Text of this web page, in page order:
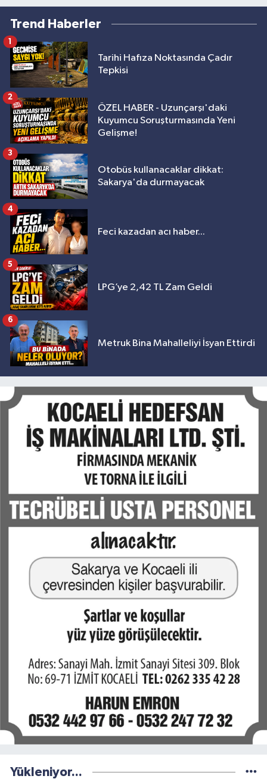
Trend Haberler
Tarihi Hafıza Noktasında Çadır
Tepkisi
1
ÖZEL HABER - Uzunçarşı'daki
Kuyumcu Soruşturmasında Yeni
Gelişme!
2
Otobüs kullanacaklar dikkat:
Sakarya'da durmayacak
3
Feci kazadan acı haber...
4
LPG’ye 2,42 TL Zam Geldi
5
Metruk Bina Mahalleliyi İsyan Ettirdi
6
Yükleniyor...